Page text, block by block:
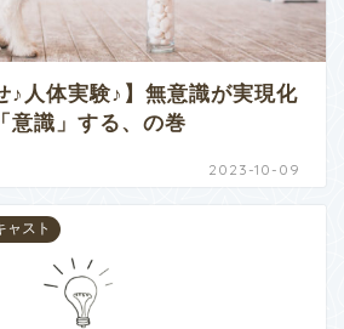
♪人体実験♪】無意識が実現化
意識」する、の巻
2023-10-09
ャスト